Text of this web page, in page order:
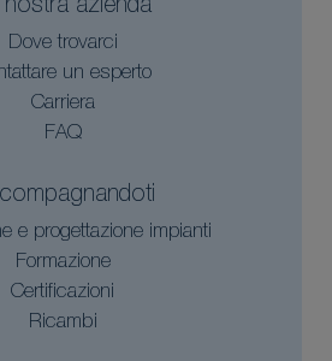
nostra azienda
Dove trovarci
un esperto
Carriera
FAQ
e progettazione impianti
Formazione
Certificazioni
Ricambi